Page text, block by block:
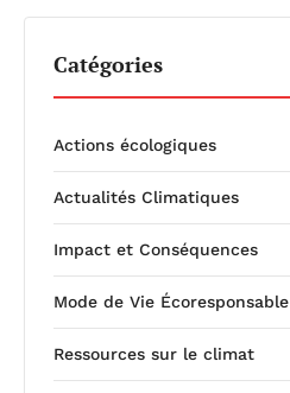
Catégories
Actions écologiques
Actualités Climatiques
Impact et Conséquences
Mode de Vie Écoresponsable
Ressources sur le climat